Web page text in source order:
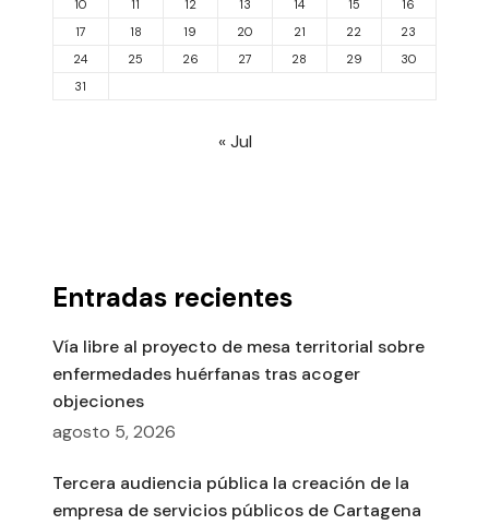
10 11 12 13 14 15
16
17
18 19 20 21 22
23
24
25 26 27 28 29
30
31
« Jul
Entradas recientes
Vía libre al proyecto de mesa territorial sobre
enfermedades huérfanas tras acoger
objeciones
agosto 5, 2026
Tercera audiencia pública la creación de la
empresa de servicios públicos de Cartagena